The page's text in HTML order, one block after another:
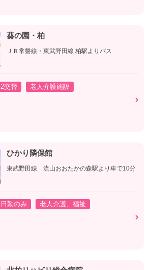
葵の園・柏
ＪＲ常磐線・東武野田線 柏駅よりバス
2交替
老人介護施設
ひかり隣保館
東武野田線 流山おおたかの森駅より車で10分
日勤のみ
老人介護、福祉